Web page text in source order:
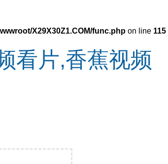
X29X30Z1.COM/func.php on line 115
看片,香蕉视频